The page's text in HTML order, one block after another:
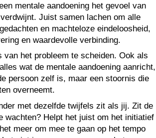
mentale aandoening het gevoel van
Juist samen lachen om alle
en machteloze eindeloosheid,
en waardevolle verbinding.
van het probleem te scheiden. Ook als
wat de mentale aandoening aanricht,
persoon zelf is, maar een stoornis die
overneemt.
met dezelfde twijfels zit als jij. Zit de
wachten? Helpt het juist om het initiatief
meer om mee te gaan op het tempo